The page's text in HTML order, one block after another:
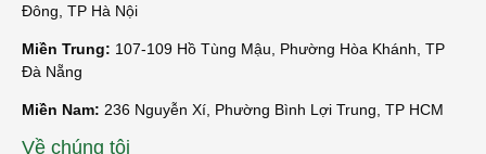
Đông, TP Hà Nội
Miền Trung: 107-109 Hồ Tùng Mậu, Phường Hòa Khánh, TP
Đà Nẵng
Miền Nam: 236 Nguyễn Xí, Phường Bình Lợi Trung, TP HCM
Về chúng tôi